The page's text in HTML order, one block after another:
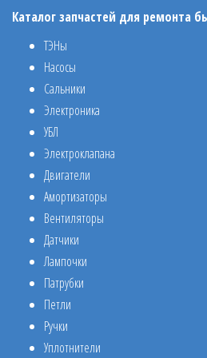
Каталог запчастей для ремонта
ТЭНы
Насосы
Сальники
Электроника
УБЛ
Электроклапана
Двигатели
Амортизаторы
Вентиляторы
Датчики
Лампочки
Патрубки
Петли
Ручки
Уплотнители